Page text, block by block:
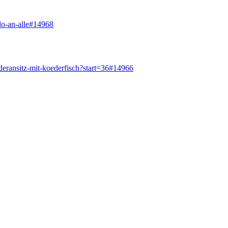
an-alle#14968
mit-koederfisch?start=36#14966